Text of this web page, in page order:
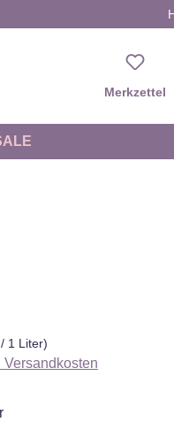
Merkzettel
1 Liter)
Versandkosten